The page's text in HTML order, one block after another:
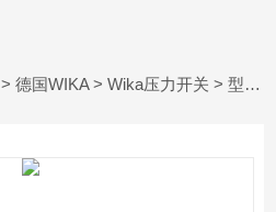
>德国WIKA>Wika压力开关 > 型号 MW德国WIKA威卡不锈钢外壳膜片式压力开关